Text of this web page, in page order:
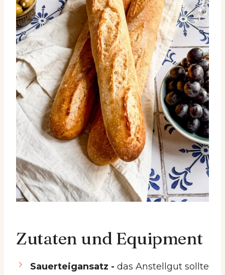
Zutaten und Equipment
Sauerteigansatz - das Anstellgut sollte